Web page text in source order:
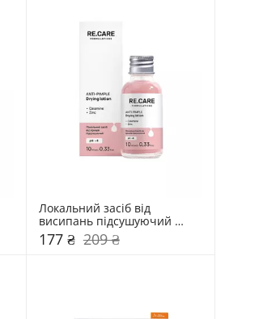
Локальний засіб від
висипань підсушуючий
Re.Care 10 мл
177 ₴ 209 ₴